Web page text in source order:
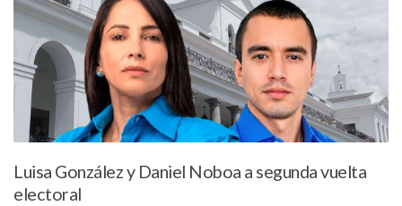
Luisa González y Daniel Noboa a segunda vuelta
electoral